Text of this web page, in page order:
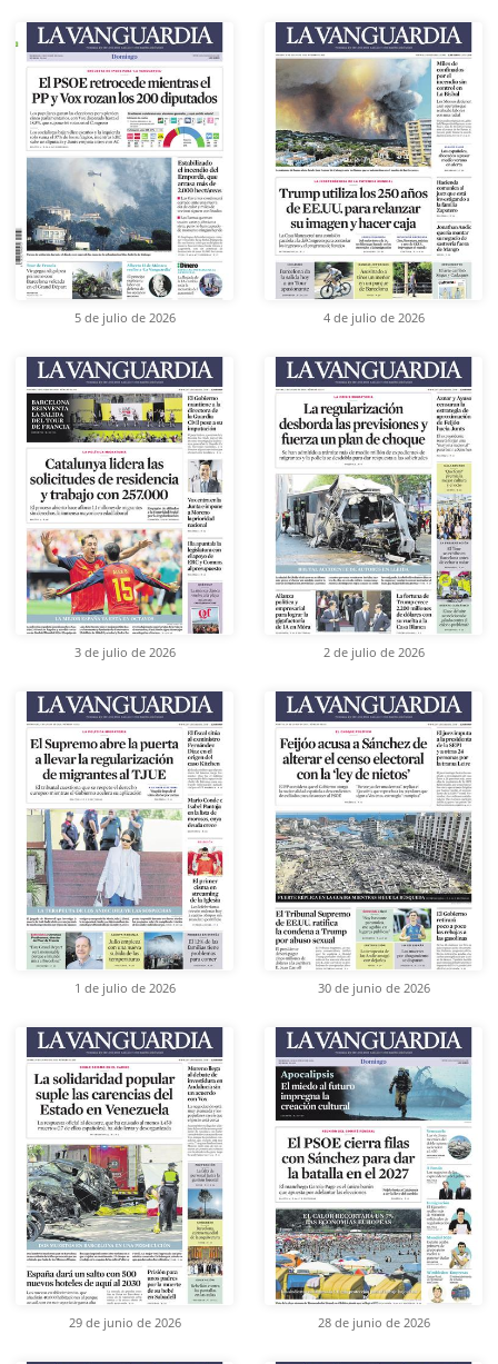
5 de julio de 2026 4 de julio de 2026
3 de julio de 2026 2 de julio de 2026
1 de julio de 2026 30 de junio de 2026
29 de junio de 2026 28 de junio de 2026